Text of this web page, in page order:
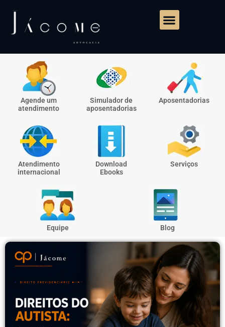
Agende um
atendimento
Simulador de
aposentadorias
Aposentadorias
Atendimento
internacional
Download
Ebooks
Serviços
Equipe Blog